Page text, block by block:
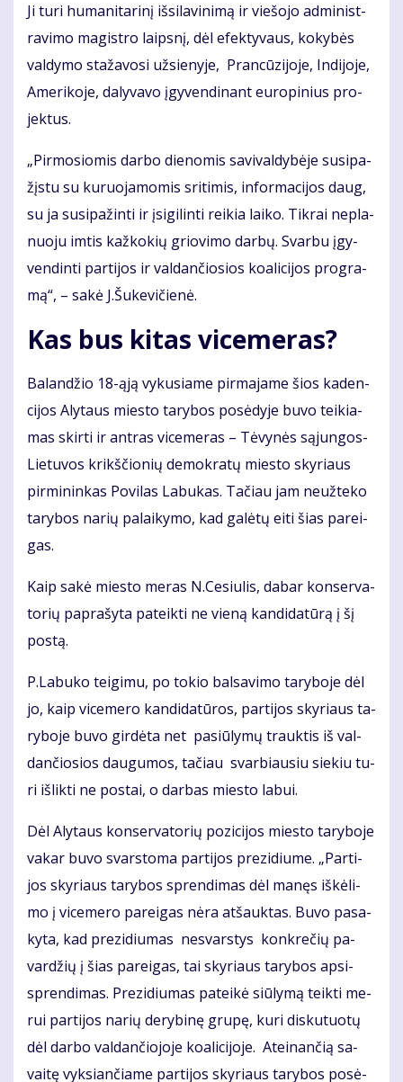
Ji tu­ri hu­ma­ni­ta­ri­nį iš­si­la­vi­ni­mą ir vie­šo­jo ad­mi­nist­
ra­vi­mo ma­gist­ro laips­nį, dėl efek­ty­vaus, ko­ky­bės
val­dy­mo sta­ža­vo­si už­sie­ny­je, Pran­cū­zi­jo­je, In­di­jo­je,
Ame­ri­ko­je, da­ly­va­vo įgy­ven­di­nant eu­ro­pi­nius pro­
jek­tus.
„Pir­mo­sio­mis dar­bo die­no­mis sa­vi­val­dy­bė­je su­si­pa­
žįs­tu su ku­ruo­ja­mo­mis sri­ti­mis, in­for­ma­ci­jos daug,
su ja su­si­pa­žin­ti ir įsi­gi­lin­ti rei­kia lai­ko. Tik­rai ne­pla­
nuo­ju im­tis kaž­ko­kių grio­vi­mo dar­bų. Svar­bu įgy­
ven­din­ti par­ti­jos ir val­dan­čio­sios ko­a­li­ci­jos pro­gra­
mą“, – sa­kė J.Šu­ke­vi­čie­nė.
Kas bus ki­tas vi­ce­me­ras?
Ba­lan­džio 18-ąją vy­ku­sia­me pir­ma­ja­me šios ka­den­
ci­jos Aly­taus mies­to ta­ry­bos po­sė­dy­je bu­vo tei­kia­
mas skir­ti ir ant­ras vi­ce­me­ras – Tė­vy­nės są­jun­gos-
Lie­tu­vos krikš­čio­nių de­mok­ra­tų mies­to sky­riaus
pir­mi­nin­kas Po­vi­las La­bu­kas. Ta­čiau jam ne­už­te­ko
ta­ry­bos na­rių pa­lai­ky­mo, kad ga­lė­tų ei­ti šias pa­rei­
gas.
Kaip sa­kė mies­to me­ras N.Ce­siu­lis, da­bar kon­ser­va­
to­rių pa­pra­šy­ta pa­teik­ti ne vie­ną kan­di­da­tū­rą į šį
pos­tą.
P.La­bu­ko tei­gi­mu, po to­kio bal­sa­vi­mo ta­ry­bo­je dėl
jo, kaip vi­ce­me­ro kan­di­da­tū­ros, par­ti­jos sky­riaus ta­
ry­bo­je bu­vo girdėta net pa­siū­ly­mų trauk­tis iš val­
dan­čio­sios dau­gu­mos, ta­čiau svar­biau­siu sie­kiu tu­
ri iš­lik­ti ne pos­tai, o dar­bas mies­to la­bui.
Dėl Aly­taus kon­ser­va­to­rių po­zi­ci­jos mies­to ta­ry­bo­je
va­kar bu­vo svars­to­ma par­ti­jos pre­zi­diu­me. „Par­ti­
jos sky­riaus ta­ry­bos spren­di­mas dėl ma­nęs iš­kė­li­
mo į vi­ce­me­ro pa­rei­gas nė­ra at­šauk­tas. Bu­vo pa­sa­
ky­ta, kad pre­zi­diu­mas ne­svars­tys kon­kre­čių pa­
var­džių į šias pa­rei­gas, tai sky­riaus ta­ry­bos ap­si­
spren­di­mas. Pre­zi­diu­mas pa­tei­kė siū­ly­mą teik­ti me­
rui par­ti­jos na­rių de­ry­bi­nę gru­pę, ku­ri dis­ku­tuo­tų
dėl dar­bo val­dan­čio­jo­je ko­a­li­ci­jo­je. At­ei­nan­čią sa­
vai­tę vyk­sian­čia­me par­ti­jos sky­riaus ta­ry­bos po­sė­